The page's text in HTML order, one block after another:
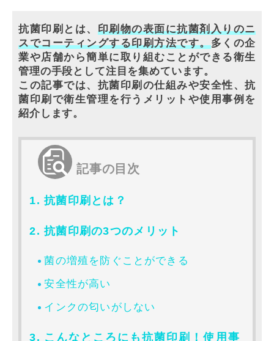
抗菌印刷とは、 印刷物の表面に抗菌剤入りのニ
スでコーティングする印刷方法です。多くの企
業や店舗から簡単に取り組むことができる衛生
管理の手段として注目を集めています。
この記事では、抗菌印刷の仕組みや安全性、抗
菌印刷で衛生管理を行うメリットや使用事例を
紹介します。
記事の目次
抗菌印刷とは？
抗菌印刷の3つのメリット
菌の増殖を防ぐことができる
安全性が高い
インクの匂いがしない
こんなところにも抗菌印刷！使用事